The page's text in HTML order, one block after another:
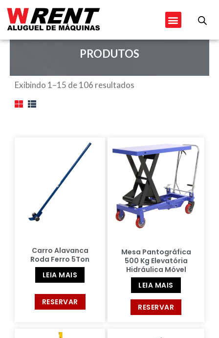
para
conteúdo
Menu
PRODUTOS
Exibindo 1–15 de 106 resultados
Carro Alavanca
Roda Ferro 5Ton
LEIA MAIS
RESERVAR
Mesa Pantográfica
500 Kg Elevatória
Hidráulica Móvel
LEIA MAIS
RESERVAR